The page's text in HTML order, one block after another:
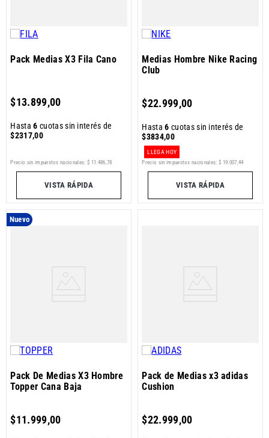
Pack Medias X3 Fila Cano
$13.899,00
Hasta6 cuotas sin interés de
$2317,00
Precio sin impuestos nacionales: $ 11.486,78
VISTA RÁPIDA
Medias Hombre Nike Racing
Club
$22.999,00
Hasta6 cuotas sin interés de
$3834,00
LLEGA HOY
Precio sin impuestos nacionales: $ 19.007,44
VISTA RÁPIDA
Nuevo
Pack De Medias X3 Hombre
Topper Cana Baja
$11.999,00
Pack de Medias x3 adidas
Cushion
$22.999,00